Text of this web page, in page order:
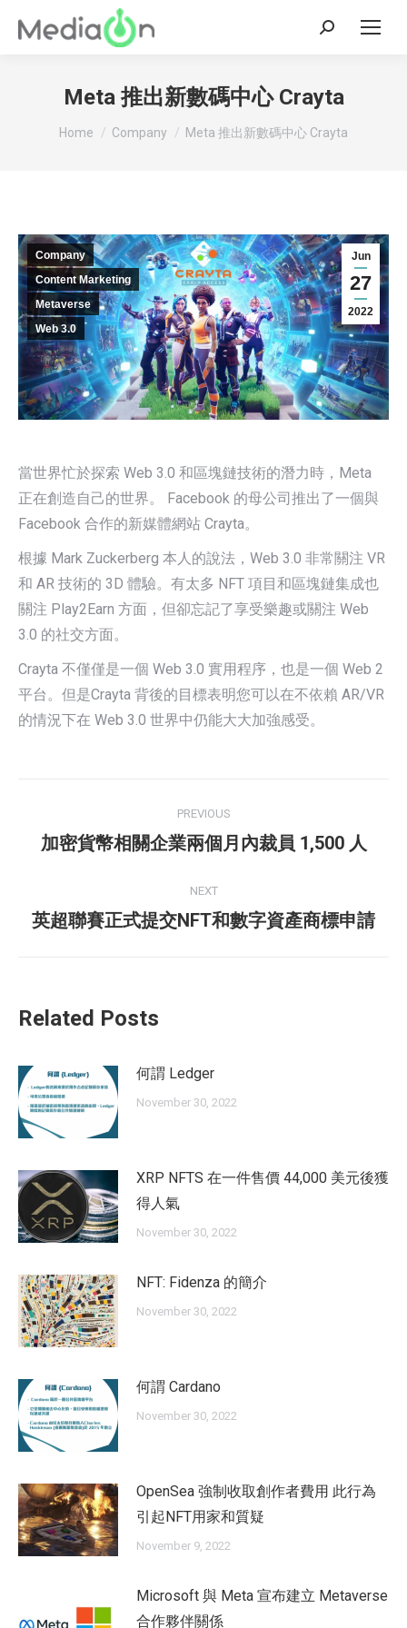
Search:
Meta 推出新數碼中心 Crayta
You are here:
Home Company Meta 推出新數碼中心 Crayta
Jun
27
2022
Company
Content Marketing
Metaverse
Web 3.0
當世界忙於探索 Web 3.0 和區塊鏈技術的潛力時，Meta
正在創造自己的世界。 Facebook 的母公司推出了一個與
Facebook 合作的新媒體網站 Crayta。
根據 Mark Zuckerberg 本人的說法，Web 3.0 非常關注 VR
和 AR 技術的 3D 體驗。有太多 NFT 項目和區塊鏈集成也
關注 Play2Earn 方面，但卻忘記了享受樂趣或關注 Web
3.0 的社交方面。
Crayta 不僅僅是一個 Web 3.0 實用程序，也是一個 Web 2
平台。但是Crayta 背後的目標表明您可以在不依賴 AR/VR
的情況下在 Web 3.0 世界中仍能大大加強感受。
navigation
PREVIOUS
Previous
加密貨幣相關企業兩個月內裁員 1,500 人
NEXT
Next
英超聯賽正式提交NFT和數字資產商標申請
Related Posts
何謂 Ledger
November 30, 2022
XRP NFTS 在一件售價 44,000 美元後獲
得人氣
November 30, 2022
NFT: Fidenza 的簡介
November 30, 2022
何謂 Cardano
November 30, 2022
OpenSea 強制收取創作者費用 此行為
引起NFT用家和質疑
November 9, 2022
Microsoft 與 Meta 宣布建立 Metaverse
合作夥伴關係